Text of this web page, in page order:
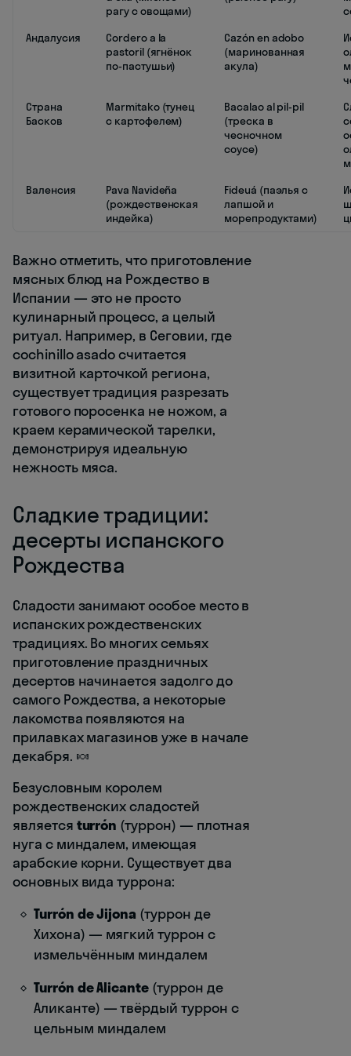
рагу с овощами)
Андалусия
Cordero a la
pastoril (ягнёнок
по-пастушьи)
Cazón en adobo
(маринованная
акула)
Страна
Басков
Marmitako (тунец
с картофелем)
Bacalao al pil-pil
(треска в
чесночном
соусе)
Валенсия
Pava Navideña
(рождественская
индейка)
Fideuá (паэлья с
лапшой и
морепродуктами)
Важно отметить, что приготовление
мясных блюд на Рождество в
Испании — это не просто
кулинарный процесс, а целый
ритуал. Например, в Сеговии, где
cochinillo asado считается
визитной карточкой региона,
существует традиция разрезать
готового поросенка не ножом, а
краем керамической тарелки,
демонстрируя идеальную
нежность мяса.
Сладкие традиции:
десерты испанского
Рождества
Сладости занимают особое место в
испанских рождественских
традициях. Во многих семьях
приготовление праздничных
десертов начинается задолго до
самого Рождества, а некоторые
лакомства появляются на
прилавках магазинов уже в начале
декабря. 🍬
Безусловным королем
рождественских сладостей
является turrón (туррон) — плотная
нуга с миндалем, имеющая
арабские корни. Существует два
основных вида туррона:
Turrón de Jijona (туррон де
Хихона) — мягкий туррон с
измельчённым миндалем
Turrón de Alicante (туррон де
Аликанте) — твёрдый туррон с
цельным миндалем